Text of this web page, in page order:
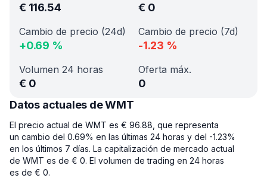
€ 116.54 € 0
Cambio de precio (24d)
+0.69 %
Cambio de precio (7d)
-1.23 %
Volumen 24 horas
€ 0
Oferta máx.
0
Datos actuales de WMT
El precio actual de WMT es € 96.88, que representa
un cambio del 0.69% en las últimas 24 horas y del -1.23%
en los últimos 7 días. La capitalización de mercado actual
de WMT es de € 0. El volumen de trading en 24 horas
es de € 0.